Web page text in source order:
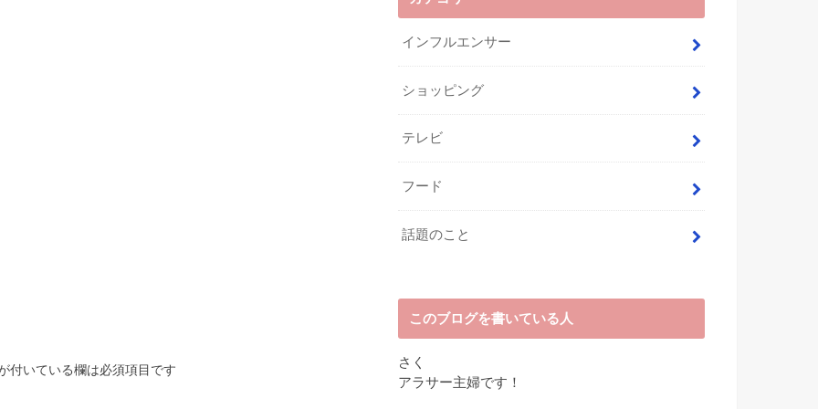
付いている欄は必須項目です
インフルエンサー
ショッピング
テレビ
フード
話題のこと
このブログを書いている人
さく
アラサー主婦です！